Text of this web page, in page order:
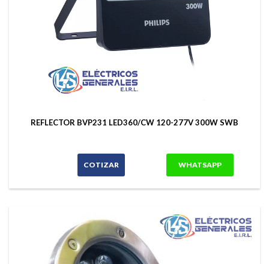
REFLECTOR BVP231 LED360/CW 120-277V 300W SWB
COTIZAR WHATSAPP